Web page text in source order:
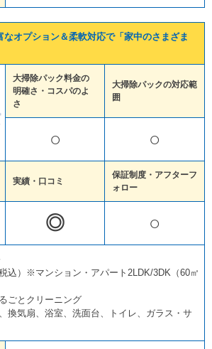
なオプション＆柔軟対応で「家中のさまざま
大掃除パック料金の
明確さ・コスパのよ
さ
大掃除パックの対応範
囲
○ ○
実績・口コミ
保証制度・アフターフ
ォロー
◎ ○
込）※マンション・アパート2LDK/3DK（60㎡
ごとクリーニング
換気扇、浴室、洗面台、トイレ、ガラス・サ